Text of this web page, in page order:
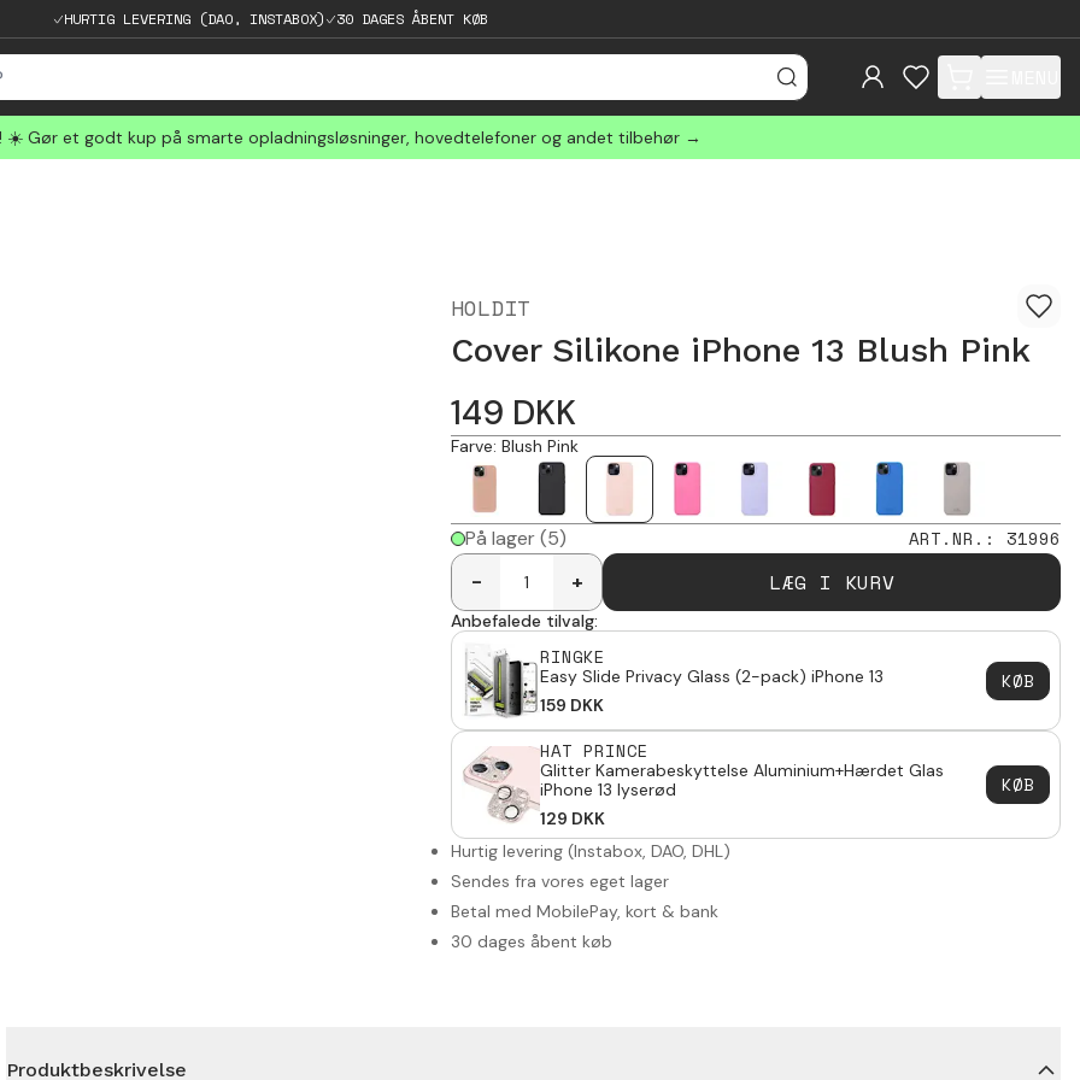
HURTIG LEVERING (DAO, INSTABOX) 30 DAGES ÅBENT KØB
items in cart, view
☀️ Gør et godt kup på smarte opladningsløsninger, hovedtelefoner og andet tilbehør →
HOLDIT
Cover Silikone iPhone 13 Blush Pink
149 DKK
Farve:Blush Pink
På lager (5) ART.NR. : 31996
-
+ LÆG I KURV
Anbefalede tilvalg:
RINGKE
Easy Slide Privacy Glass (2-pack) iPhone 13
159 DKK
KØB
HAT PRINCE
Glitter Kamerabeskyttelse Aluminium+Hærdet Glas
iPhone 13 lyserød
129 DKK
KØB
Hurtig levering (Instabox, DAO, DHL)
Sendes fra vores eget lager
Betal med MobilePay, kort & bank
30 dages åbent køb
Produktbeskrivelse